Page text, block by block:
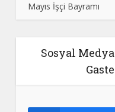
Mayıs İşçi Bayramı
Sosyal